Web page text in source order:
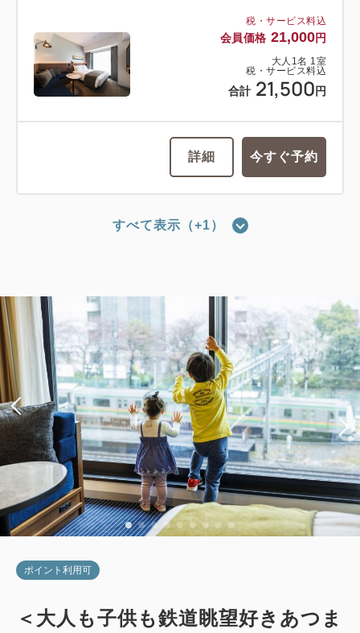
税・サービス料込
会員価格 21,000円
大人 1 名 1 室
税・サービス料込
合計 21,500 円
詳細 今すぐ予約
税・サービス料込
会員価格 20,500円
大人1名 1
室
税・サービス料込
合計 21,000円
クイーンサイズ×1 Wi-Fiあり（無料）
詳細 今すぐ予約
すべて表示（+1）
ポイント利用可
＜大人も子供も鉄道眺望好きあつま